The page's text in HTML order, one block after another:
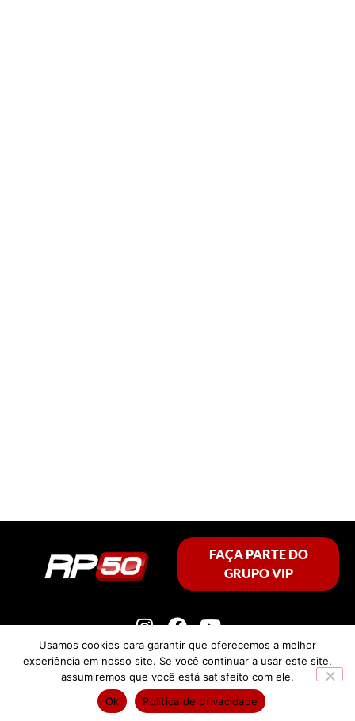
FAÇA PARTE DO
GRUPO VIP
Política de privacidade
Usamos cookies para garantir que oferecemos a melhor
experiência em nosso site. Se você continuar a usar este site,
assumiremos que você está satisfeito com ele.
Ok
Política de privacidade